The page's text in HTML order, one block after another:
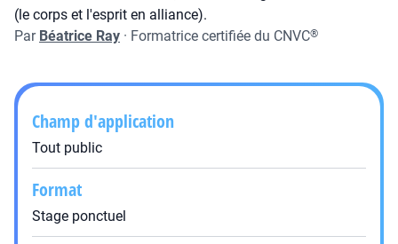
(le corps et l'esprit en alliance).
Par Béatrice Ray · Formatrice certifiée du CNVC®
Champ d'application
Tout public
Format
Stage ponctuel